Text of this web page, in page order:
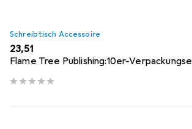
Schreibtisch Accessoire
EUR
23,51
Flame Tree Publishing:10er-Verpackungse